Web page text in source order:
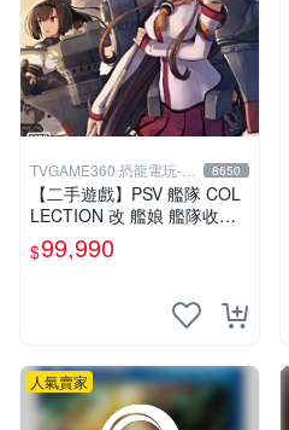
TVGAME360 恐龍電玩-台
中店
8650
【二手遊戲】PSV 艦隊 COL
LECTION 改 艦娘 艦隊收藏
KANTAI 日文版【台中恐龍電
玩】
$99,990
人氣賣家